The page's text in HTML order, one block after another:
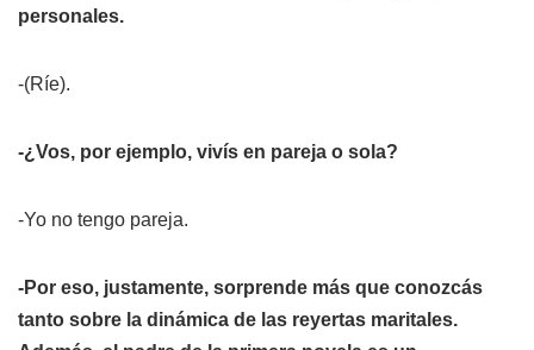
personales.
-(Ríe).
-¿Vos, por ejemplo, vivís en pareja o sola?
-Yo no tengo pareja.
-Por eso, justamente, sorprende más que conozcás
tanto sobre la dinámica de las reyertas maritales.